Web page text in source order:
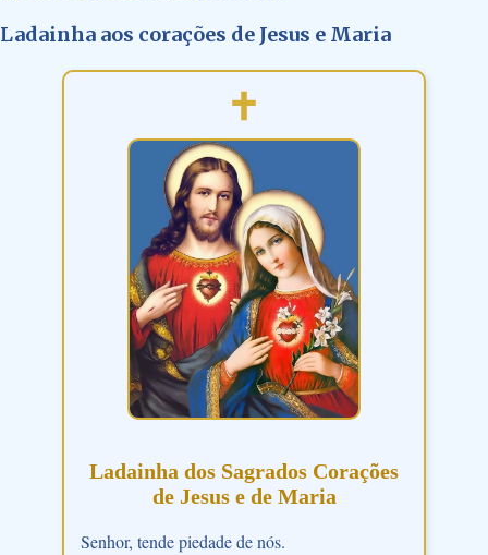
Ladainha aos corações de Jesus e Maria
Ladainha dos Sagrados Corações
de Jesus e de Maria
Senhor, tende piedade de nós.